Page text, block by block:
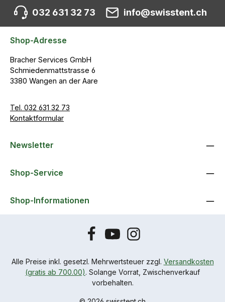
032 631 32 73 info@swisstent.ch
Shop-Adresse
Bracher Services GmbH
Schmiedenmattstrasse 6
3380 Wangen an der Aare
Tel. 032 631 32 73
Kontaktformular
Newsletter
Shop-Service
Shop-Informationen
Alle Preise inkl. gesetzl. Mehrwertsteuer zzgl. Versandkosten
(gratis ab 700.00). Solange Vorrat, Zwischenverkauf
vorbehalten.